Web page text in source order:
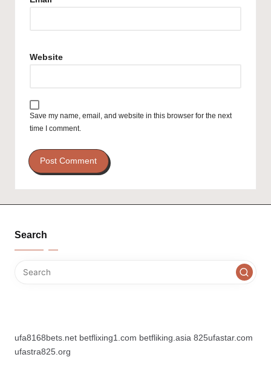
Website
Save my name, email, and website in this browser for the next
time I comment.
Search
ufa8168bets.net betflixing1.com betfliking.asia 825ufastar.com
ufastra825.org